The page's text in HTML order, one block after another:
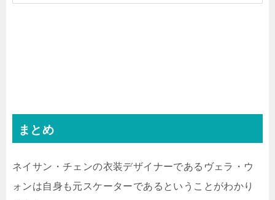
まとめ
ネイサン・チェンの衣装デザイナーであるヴェラ・ウ
ォンは自身も元スケーターであるということがわかり